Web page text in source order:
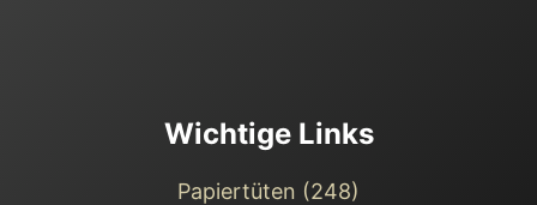
Wichtige Links
Papiertüten (248)